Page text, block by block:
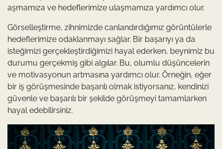
aşmamıza ve hedeflerimize ulaşmamıza yardımcı olur.
Görselleştirme, zihnimizde canlandırdığımız görüntülerle
hedeflerimize odaklanmayı sağlar. Bir başarıyı ya da
isteğimizi gerçekleştirdiğimizi hayal ederken, beynimiz bu
durumu gerçekmiş gibi algılar. Bu, olumlu düşüncelerin
ve motivasyonun artmasına yardımcı olur. Örneğin, eğer
bir iş görüşmesinde başarılı olmak istiyorsanız, kendinizi
güvenle ve başarılı bir şekilde görüşmeyi tamamlarken
hayal edebilirsiniz.